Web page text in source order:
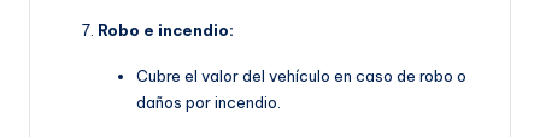
Robo e incendio:
Cubre el valor del vehículo en caso de robo o
daños por incendio.